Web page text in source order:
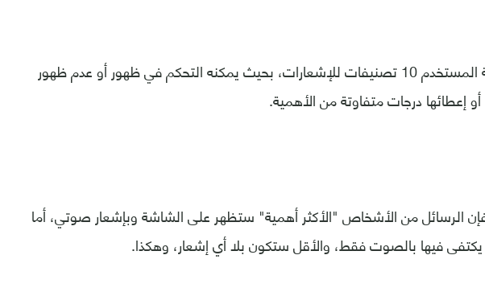
وتعطي هذه الخاصية المستخدم 10 تصنيفات للإشعارات، بحيث يمكنه التحكم في ظهور أو عدم ظهور
إعطائها درجات متفاوتة من الأهمية.
الرسائل من الأشخاص "الأكثر أهمية" ستظهر على الشاشة وبإشعار صوتي، أما
فيها بالصوت فقط، والأقل ستكون بلا أي إشعار، وهكذا.